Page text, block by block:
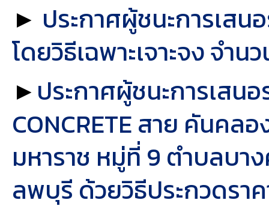
► ประกาศผู้ชนะการเสน
โดยวิธีเฉพาะเจาะจง จำ
►ประกาศผู้ชนะการเสน
CONCRETE สาย คันคลอ
มหาราช หมู่ที่ 9 ตำบลบา
ลพบุรี ด้วยวิธีประกวดร